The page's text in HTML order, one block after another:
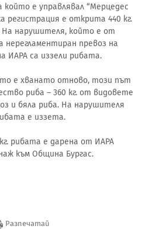
който е управлявал “Мерцедес
регистрация е открита 440 кг.
На нарушителя, който е от
нерегламентиран превоз на
ИАРА са иззели рибата.
е хванато отново, този път
риба – 360 кг. от видовете
и бяла риба. На нарушителя
е иззета.
рибата е дарена от ИАРА
към Община Бургас.
Разпечатай